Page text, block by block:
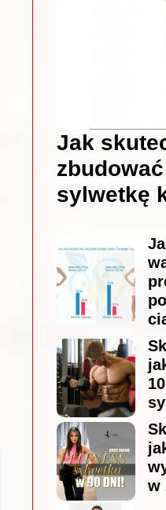
Jak
sylwetkę
w